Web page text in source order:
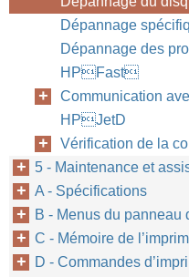
Dépannage
Dépannage des
HPFast
Communication
HPJetD
Vérification de la
5 - Maintenance et
A - Spécifications
B - Menus du panneau
C - Mémoire de
D - Commandes